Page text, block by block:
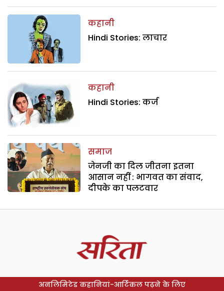
कहानी
Hindi Stories: लाचार
कहानी
Hindi Stories: कर्ज
समाज
जेनजी का दिल जीतना इतना
आसान नहीं : भागवत का संवाद,
दीपके का पलटवार
अनलिमिटेड कहानियां-आर्टिकल पढ़ने के लिए